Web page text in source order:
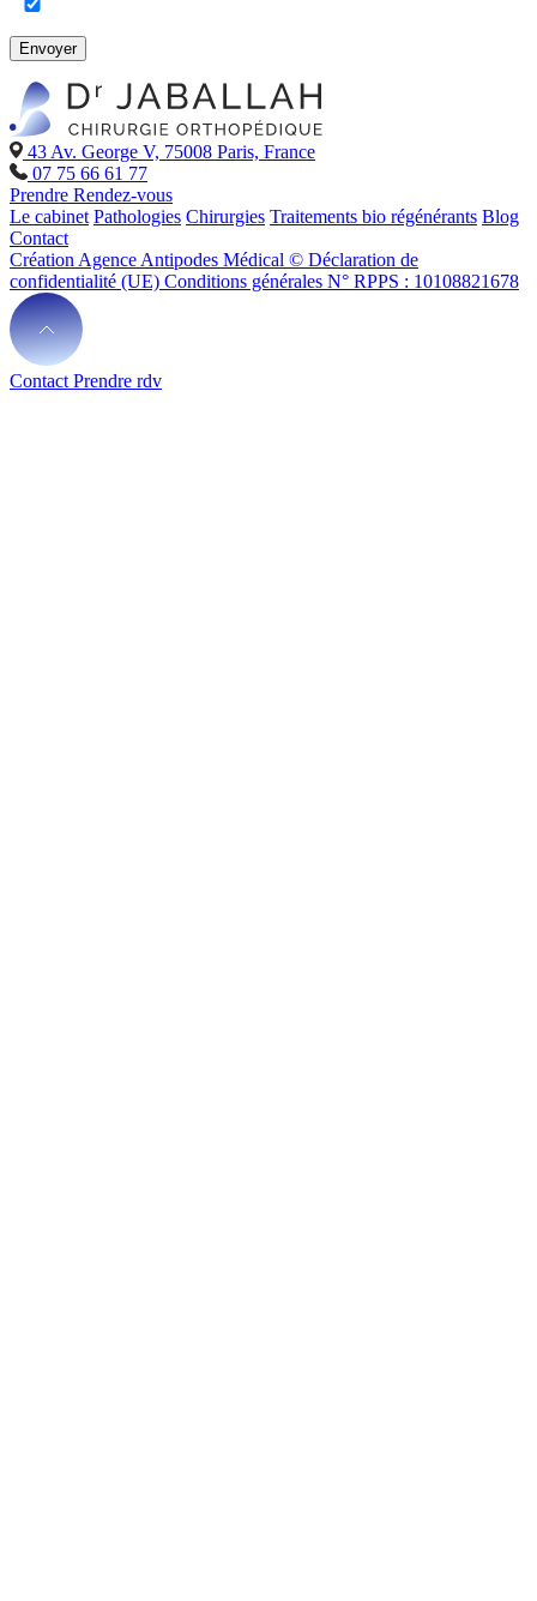
Envoyer
43 Av. George V, 75008 Paris, France
07 75 66 61 77
Prendre Rendez-vous
Le cabinet Pathologies Chirurgies Traitements bio régénérants Blog
Contact
Création Agence Antipodes Médical © Déclaration de
confidentialité (UE) Conditions générales N° RPPS : 10108821678
Contact Prendre rdv